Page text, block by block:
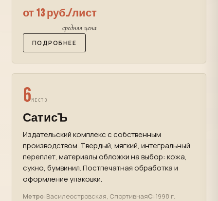
от 13 руб./лист
средняя цена
ПОДРОБНЕЕ
6МЕСТО
СатисЪ
Издательский комплекс с собственным
производством. Твердый, мягкий, интегральный
переплет, материалы обложки на выбор: кожа,
сукно, бумвинил. Постпечатная обработка и
оформление упаковки.
Метро:Василеостровская, СпортивнаяС:1998 г.